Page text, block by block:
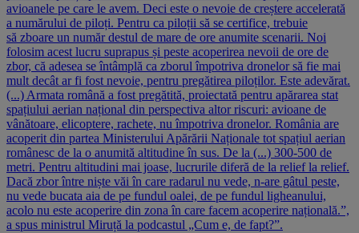
avioanele pe care le avem. Deci este o nevoie de creștere accelerată
a numărului de piloți. Pentru ca piloții să se certifice, trebuie
să zboare un număr destul de mare de ore anumite scenarii. Noi
folosim acest lucru suprapus și peste acoperirea nevoii de ore de
zbor, că adesea se întâmplă ca zborul împotriva dronelor să fie mai
mult decât ar fi fost nevoie, pentru pregătirea piloților. Este adevărat.
(...) Armata română a fost pregătită, proiectată pentru apărarea stat
spațiului aerian național din perspectiva altor riscuri: avioane de
vânătoare, elicoptere, rachete, nu împotriva dronelor. România are
acoperit din partea Ministerului Apărării Naționale tot spațiul aerian
românesc de la o anumită altitudine în sus. De la (...) 300-500 de
metri. Pentru altitudini mai joase, lucrurile diferă de la relief la relief.
Dacă zbor între niște văi în care radarul nu vede, n-are gâtul peste,
nu vede bucata aia de pe fundul oalei, de pe fundul ligheanului,
acolo nu este acoperire din zona în care facem acoperire națională.”,
a spus ministrul Miruță la podcastul „Cum e, de fapt?”.